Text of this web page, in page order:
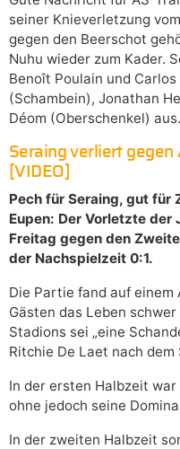
seiner Knieverletzung
gegen den Beerschot
Nuhu wieder zum Kader.
Benoît Poulain und
(Schambein), Jonathan
Déom (Oberschenkel)
Seraing verliert gegen
[VIDEO]
Pech für Seraing, gut für
Eupen: Der Vorletzte der
Freitag gegen den
der Nachspielzeit 0:1.
Die Partie fand auf
Gästen das Leben
Stadions sei „eine
Ritchie De Laet nach dem
In der ersten Halbzeit
ohne jedoch seine
In der zweiten Halbzeit